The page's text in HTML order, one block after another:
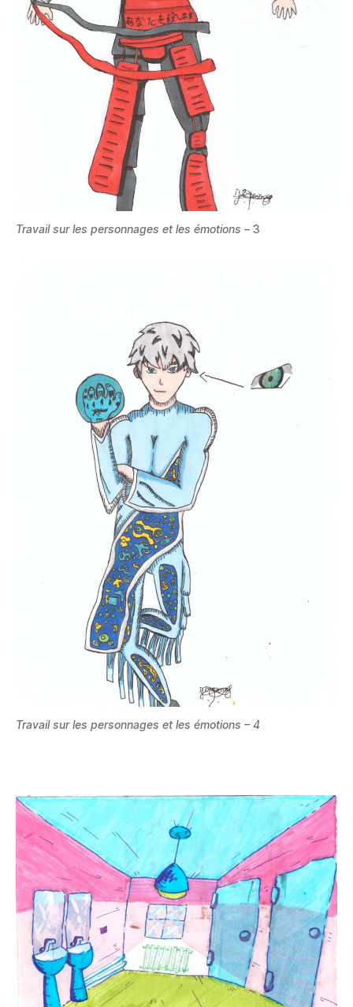
Travail sur les personnages et les émotions – 3
Travail sur les personnages et les émotions – 4